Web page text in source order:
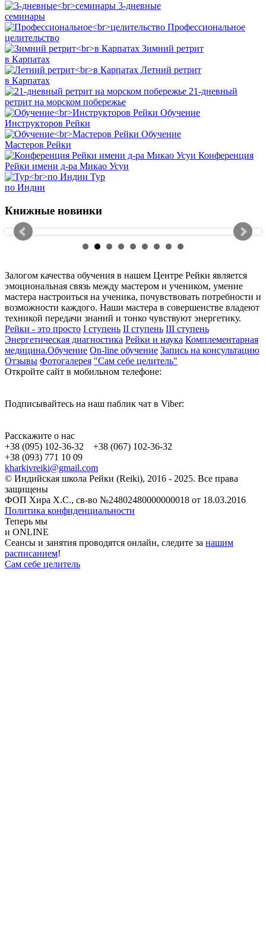
3-дневные
семинары
Профессиональное
целительство
Зимний ретрит
в Карпатах
Летний ретрит
в Карпатах
21-дневный
ретрит на морском побережье
Обучение
Инструкторов Рейки
Обучение
Мастеров Рейки
Конференция
Рейки имени д-ра Микао Усуи
Тур
по Индии
Книжные новинки
Залогом качества обучения в нашем Центре Рейки является
эмоциональная связь между мастером и учеником, умение
мастера настроиться на ученика, почувствовать потребности и
возможности каждого. Наши мастера в совершенстве владеют
техникой передачи знаний и тонко чувствуют энергетику.
Рейки - это просто I ступень II ступень III ступень
Энергетическая диагностика Рейки и наука Комплементарная
медицина.Обучение On-line обучение Запись на консультацию
Отзывы Фотогалерея "Сам себе целитель"
Откройте сайт в мобильном телефоне:
Подписывайтесь на наш паблик чат в Viber:
Расскажите о нас
+38 (095) 102-36-32 +38 (067) 102-36-32
+38 (093) 771 10 09
kharkivreiki@gmail.com
© Индийская школа Рейки (Reiki), 2016 - 2025. Все права
защищены
ФОП Хира Х.С., св-во №24802480000000018 от 18.03.2016
Политика конфиденциальности
Теперь мы
и ONLINE
Сеансы и занятия проводятся онлайн, следите за нашим
расписанием!
Сам себе целитель